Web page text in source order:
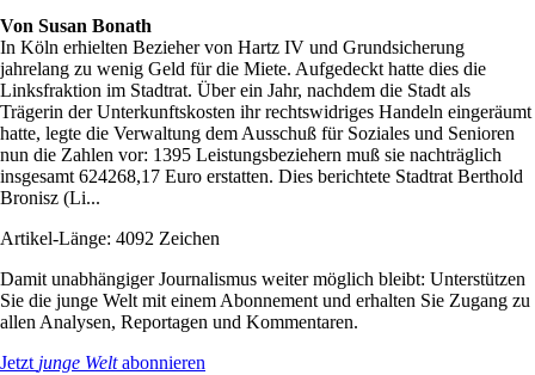
Von Susan Bonath
In Köln erhielten Bezieher von Hartz IV und Grundsicherung
jahrelang zu wenig Geld für die Miete. Aufgedeckt hatte dies die
Linksfraktion im Stadtrat. Über ein Jahr, nachdem die Stadt als
Trägerin der Unterkunftskosten ihr rechtswidriges Handeln eingeräumt
hatte, legte die Verwaltung dem Ausschuß für Soziales und Senioren
nun die Zahlen vor: 1395 Leistungsbeziehern muß sie nachträglich
insgesamt 624268,17 Euro erstatten. Dies berichtete Stadtrat Berthold
Bronisz (Li...
Artikel-Länge: 4092 Zeichen
Damit unabhängiger Journalismus weiter möglich bleibt: Unterstützen
Sie die junge Welt mit einem Abonnement und erhalten Sie Zugang zu
allen Analysen, Reportagen und Kommentaren.
Jetzt junge Weltabonnieren